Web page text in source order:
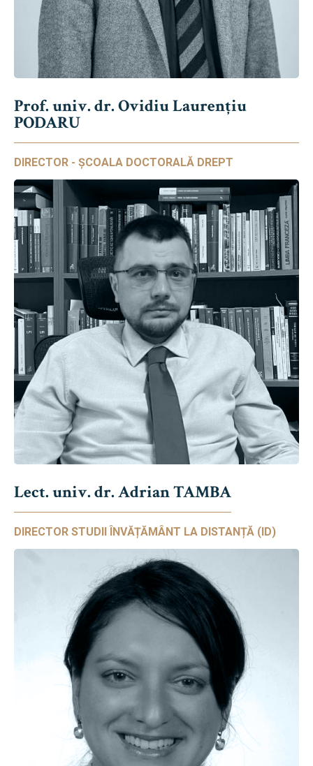
Prof. univ. dr. Ovidiu Laurențiu
PODARU
DIRECTOR - ȘCOALA DOCTORALĂ DREPT
Lect. univ. dr. Adrian TAMBA
DIRECTOR STUDII ÎNVĂȚĂMÂNT LA DISTANȚĂ (ID)